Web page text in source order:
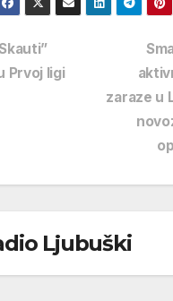
zaraze u
Prvoj ligi
Ljubuški